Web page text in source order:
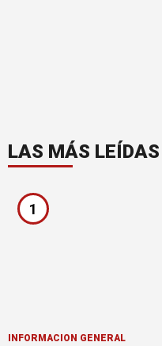
LAS MÁS LEÍDAS
1
INFORMACION GENERAL